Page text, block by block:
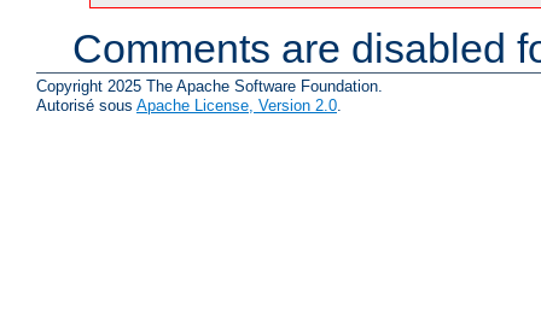
Comments are disabled
Copyright 2025 The Apache Software Foundation.
Autorisé sous Apache License, Version 2.0